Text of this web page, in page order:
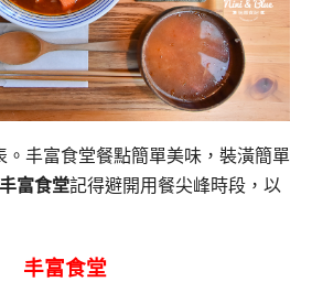
。丰富食堂餐點簡單美味，裝潢簡單
丰富食堂記得避開用餐尖峰時段，以
丰富食堂